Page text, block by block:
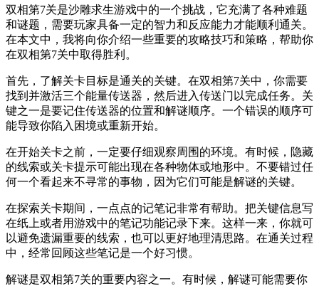
双相第7关是沙雕求生游戏中的一个挑战，它充满了各种难题
和谜题，需要玩家具备一定的智力和反应能力才能顺利通关。
在本文中，我将向你介绍一些重要的攻略技巧和策略，帮助你
在双相第7关中取得胜利。
首先，了解关卡目标是通关的关键。在双相第7关中，你需要
找到并激活三个能量传送器，然后进入传送门以完成任务。关
键之一是要记住传送器的位置和解谜顺序。一个错误的顺序可
能导致你陷入困境或重新开始。
在开始关卡之前，一定要仔细观察周围的环境。有时候，隐藏
的线索或关卡提示可能出现在各种物体或地形中。不要错过任
何一个看起来不寻常的事物，因为它们可能是解谜的关键。
在探索关卡期间，一点点的记笔记非常有帮助。把关键信息写
在纸上或者用游戏中的笔记功能记录下来。这样一来，你就可
以避免遗漏重要的线索，也可以更好地理清思路。在通关过程
中，经常回顾这些笔记是一个好习惯。
解谜是双相第7关的重要内容之一。有时候，解谜可能需要你